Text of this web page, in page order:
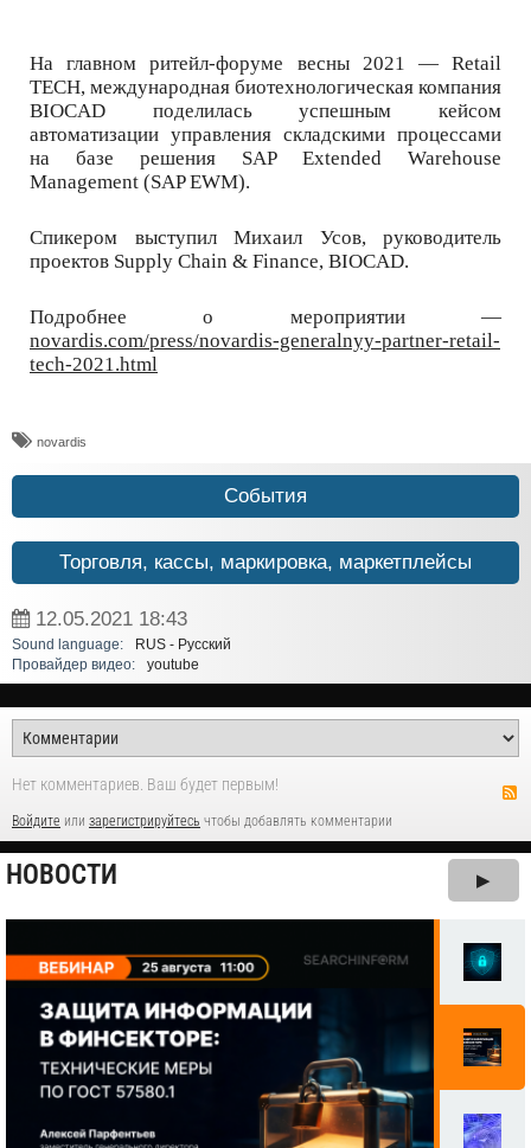
На главном ритейл-форуме весны 2021 — Retail
TECH, международная биотехнологическая компания
BIOCAD поделилась успешным кейсом
автоматизации управления складскими процессами
на базе решения SAP Extended Warehouse
Management (SAP EWM).
Спикером выступил Михаил Усов, руководитель
проектов Supply Chain & Finance, BIOCAD.
Подробнее о мероприятии —
novardis.com/press/novardis-generalnyy-partner-retail-
tech-2021.html
novardis
События
Торговля, кассы, маркировка, маркетплейсы
12.05.2021 18:43
Sound language:
RUS - Русский
Провайдер видео:
youtube
Нет комментариев. Ваш будет первым!
Войдите или зарегистрируйтесь чтобы добавлять комментарии
НОВОСТИ ▶